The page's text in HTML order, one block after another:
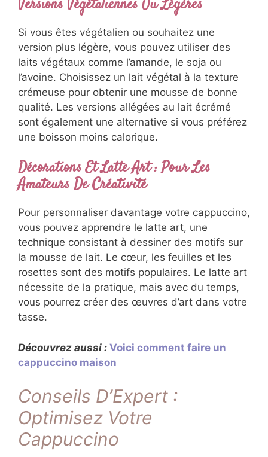
Versions Végétaliennes Ou Légères
Si vous êtes végétalien ou souhaitez une
version plus légère, vous pouvez utiliser des
laits végétaux comme l’amande, le soja ou
l’avoine. Choisissez un lait végétal à la texture
crémeuse pour obtenir une mousse de bonne
qualité. Les versions allégées au lait écrémé
sont également une alternative si vous préférez
une boisson moins calorique.
Décorations Et Latte Art : Pour Les
Amateurs De Créativité
Pour personnaliser davantage votre cappuccino,
vous pouvez apprendre le latte art, une
technique consistant à dessiner des motifs sur
la mousse de lait. Le cœur, les feuilles et les
rosettes sont des motifs populaires. Le latte art
nécessite de la pratique, mais avec du temps,
vous pourrez créer des œuvres d’art dans votre
tasse.
Découvrez aussi : Voici comment faire un
cappuccino maison
Conseils D’Expert :
Optimisez Votre
Cappuccino